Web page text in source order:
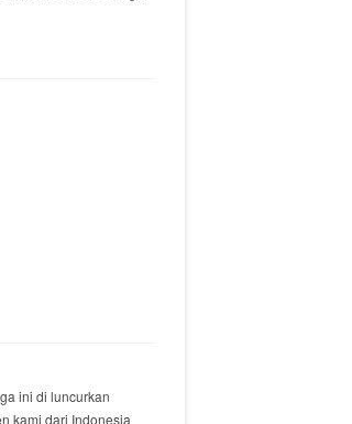
ini di luncurkan
kami dari Indonesia